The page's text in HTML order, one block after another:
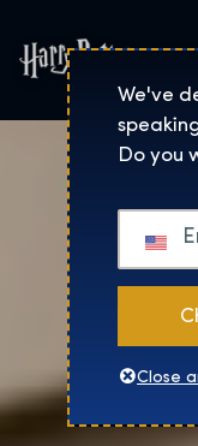
We've
Do you
Close